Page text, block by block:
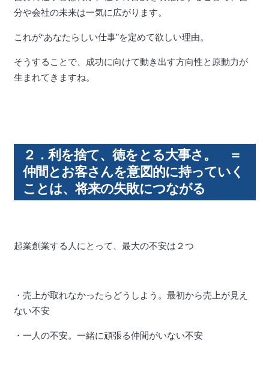
分や会社の未来は一気に広がります。
これが“あなたらしい仕事”を定めて欲しい理由。
そうすることで、成功に向けて動き出す方向性と原動力が
生まれてきますね。
２．利を捨て、徳をとる大事さ。 ＝
仲間とお客さんを意図的に持っていく
ことは、将来の失敗につながる
起業創業する人にとって、最大の不安は２つ
・売上が取れなかったらどうしよう。最初から売上が見え
ない不安
・一人の不安。一緒に頑張る仲間がいない不安